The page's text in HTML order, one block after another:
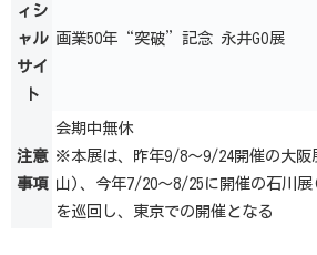
ィシ
ャル
サイ
ト
画業50年“突破”記念 永井GO展
注意
事項
会期中無休
※本展は、昨年9/8～9/24開催の大阪
山)、今年7/20～8/25に開催の石川
を巡回し、東京での開催となる